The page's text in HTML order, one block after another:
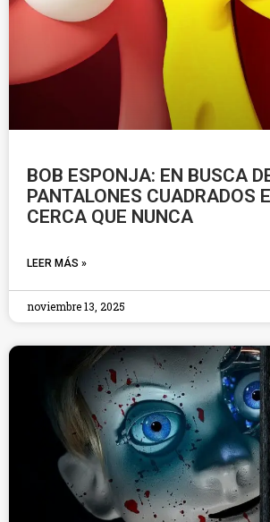
BOB ESPONJA: EN BUSCA
PANTALONES CUADRADOS
CERCA QUE NUNCA
LEER MÁS »
noviembre 13, 2025